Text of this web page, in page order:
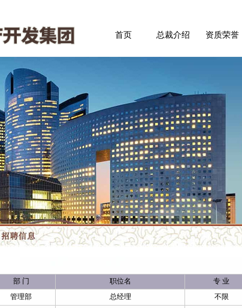
首页 总裁介绍 资质荣誉
部 门 职位名 专 业
管理部
总经理 不限